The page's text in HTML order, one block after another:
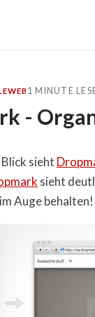
WEB1 MINUTE
-
sieht
sieht
Auge behalten!